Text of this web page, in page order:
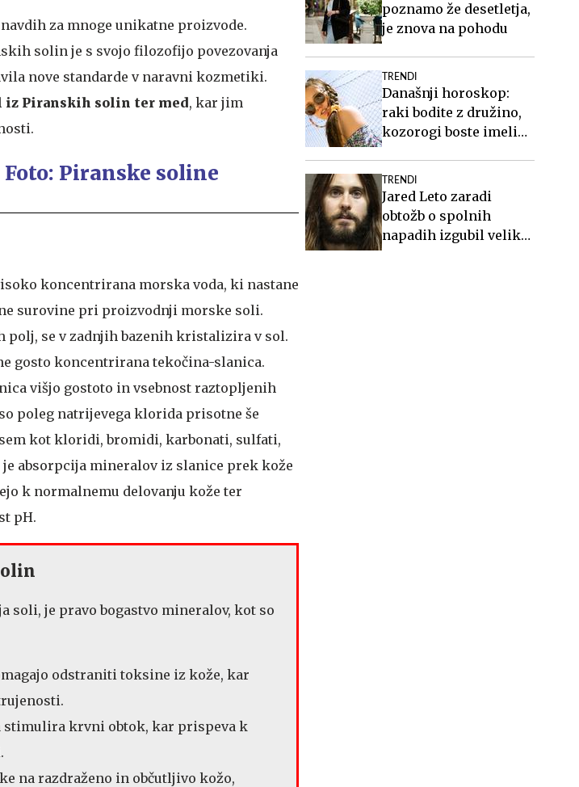
za mnoge unikatne proizvode.
solin je s svojo filozofijo povezovanja
nove standarde v naravni kozmetiki.
iz Piranskih solin ter med, kar jim
koncentrirana morska voda, ki nastane
surovine pri proizvodnji morske soli.
se v zadnjih bazenih kristalizira v sol.
gosto koncentrirana tekočina-slanica.
višjo gostoto in vsebnost raztopljenih
poleg natrijevega klorida prisotne še
kot kloridi, bromidi, karbonati, sulfati,
absorpcija mineralov iz slanice prek kože
k normalnemu delovanju kože ter
pH.
je pravo bogastvo mineralov, kot so
odstraniti toksine iz kože, kar
stimulira krvni obtok, kar prispeva k
na razdraženo in občutljivo kožo,
poznamo že desetletja,
je znova na pohodu
TRENDI
Današnji horoskop:
raki bodite z družino,
kozorogi boste imeli
TRENDI
Jared Leto zaradi
obtožb o spolnih
napadih izgubil veliko